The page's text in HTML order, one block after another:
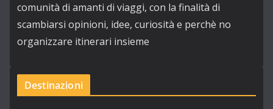
comunità di amanti di viaggi, con la finalità di
scambiarsi opinioni, idee, curiosità e perchè no
organizzare itinerari insieme
Destinazioni